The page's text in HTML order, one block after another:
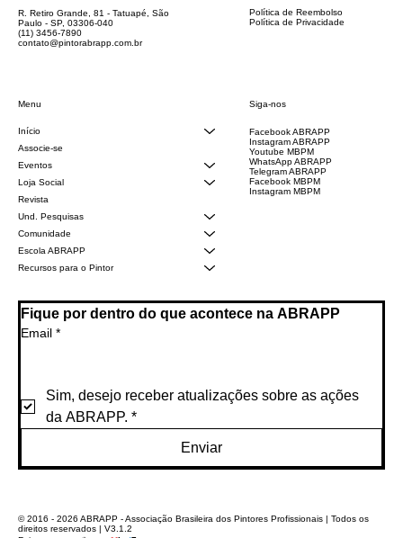
R. Retiro Grande, 81 - Tatuapé, São
Paulo - SP, 03306-040
(11) 3456-7890
contato@pintorabrapp.com.br
Menu
Início
Associe-se
Eventos
Loja Social
Revista
Und. Pesquisas
Comunidade
Escola ABRAPP
Recursos para o Pintor
Política de Reembolso
Política de Privacidade
Siga-nos
Facebook ABRAPP
Instagram ABRAPP
Youtube MBPM
WhatsApp ABRAPP
Telegram ABRAPP
Facebook MBPM
Instagram MBPM
Fique por dentro do que acontece na ABRAPP
Email *
Sim, desejo receber atualizações sobre as ações
da ABRAPP. *
Enviar
© 2016 - 2026 ABRAPP - Associação Brasileira dos Pintores Profissionais | Todos os
direitos reservados | V3.1.2